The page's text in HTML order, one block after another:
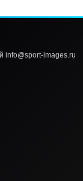
info@sport-images.ru